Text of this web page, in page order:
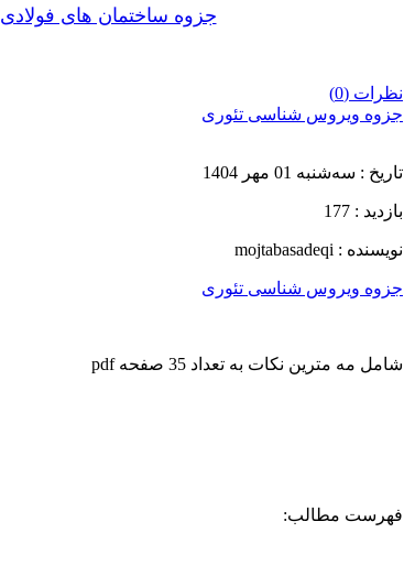
جزوه ساختمان های فولادی
نظرات (0)
جزوه ویروس شناسی تئوری
تاریخ : سه‌شنبه 01 مهر 1404
بازدید : 177
نویسنده : mojtabasadeqi
جزوه ویروس شناسی تئوری
شامل مه مترین نکات به تعداد 35 صفحه pdf
فهرست مطالب: